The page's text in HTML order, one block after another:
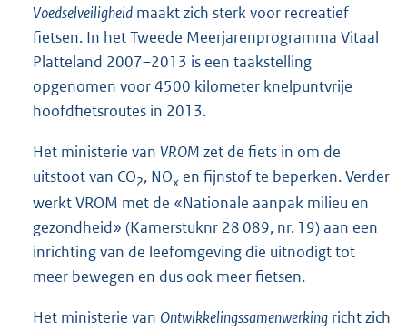
Voedselveiligheid maakt zich sterk voor recreatief
fietsen. In het Tweede Meerjarenprogramma Vitaal
Platteland 2007–2013 is een taakstelling
opgenomen voor 4500 kilometer knelpuntvrije
hoofdfietsroutes in 2013.
Het ministerie van VROM zet de fiets in om de
uitstoot van CO2, NOx en fijnstof te beperken. Verder
werkt VROM met de «Nationale aanpak milieu en
gezondheid» (Kamerstuknr 28 089, nr. 19) aan een
inrichting van de leefomgeving die uitnodigt tot
meer bewegen en dus ook meer fietsen.
Het ministerie van Ontwikkelingssamenwerking richt zich